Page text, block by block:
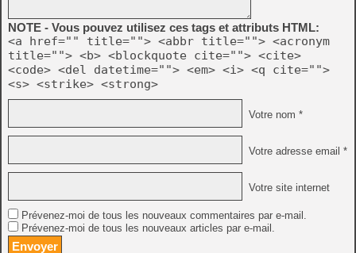
NOTE - Vous pouvez utilisez ces tags et attributs HTML:
<a href="" title=""> <abbr title=""> <acronym
title=""> <b> <blockquote cite=""> <cite>
<code> <del datetime=""> <em> <i> <q cite="">
<s> <strike> <strong>
Votre nom *
Votre adresse email *
Votre site internet
Prévenez-moi de tous les nouveaux commentaires par e-mail.
Prévenez-moi de tous les nouveaux articles par e-mail.